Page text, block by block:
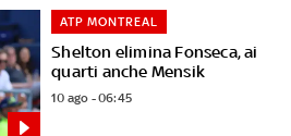
Shelton elimina Fonseca, ai
quarti anche Mensik
ATP MONTREAL
10 ago - 06:45